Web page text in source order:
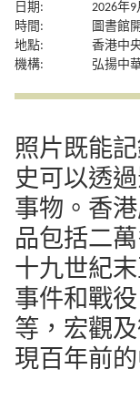
日期:
2026年
時間:
圖書館
地點:
香港中
機構:
弘揚中
照片既能
史可以透
事物。香
品包括二
十九世紀
事件和戰
等，宏觀
現百年前